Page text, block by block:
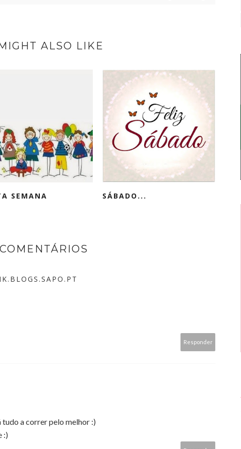
ALSO LIKE
SEMANA SÁBADO...
Responder
tudo a correr pelo melhor :)
:)